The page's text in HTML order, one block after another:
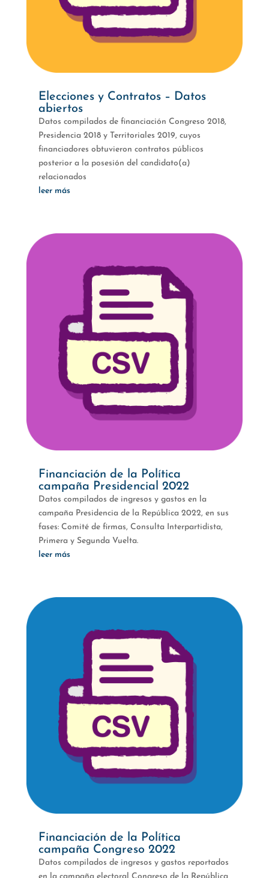
Elecciones y Contratos – Datos
abiertos
Datos compilados de financiación Congreso 2018,
Presidencia 2018 y Territoriales 2019, cuyos
financiadores obtuvieron contratos públicos
posterior a la posesión del candidato(a)
relacionados
leer más
Financiación de la Política
campaña Presidencial 2022
Datos compilados de ingresos y gastos en la
campaña Presidencia de la República 2022, en sus
fases: Comité de firmas, Consulta Interpartidista,
Primera y Segunda Vuelta.
leer más
Financiación de la Política
campaña Congreso 2022
Datos compilados de ingresos y gastos reportados